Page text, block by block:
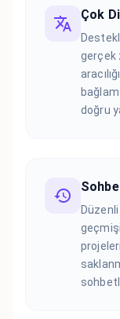
Çok
gerçek
doğru